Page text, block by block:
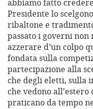
abbiamo fatto
Presidente lo
ribaltone e
passato i governi non
azzerare d’un colpo
fondata sulla
partecipazione alla
che degli eletti, sulla
che vedono
praticano da tempo